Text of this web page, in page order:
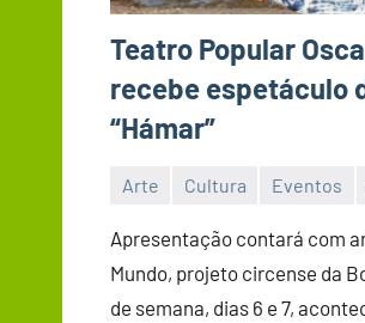
Teatro Popular
recebe espetáculo
“Hámar”
Arte Cultura Eventos
Apresentação contará com
Mundo, projeto circense da
de semana, dias 6 e 7,